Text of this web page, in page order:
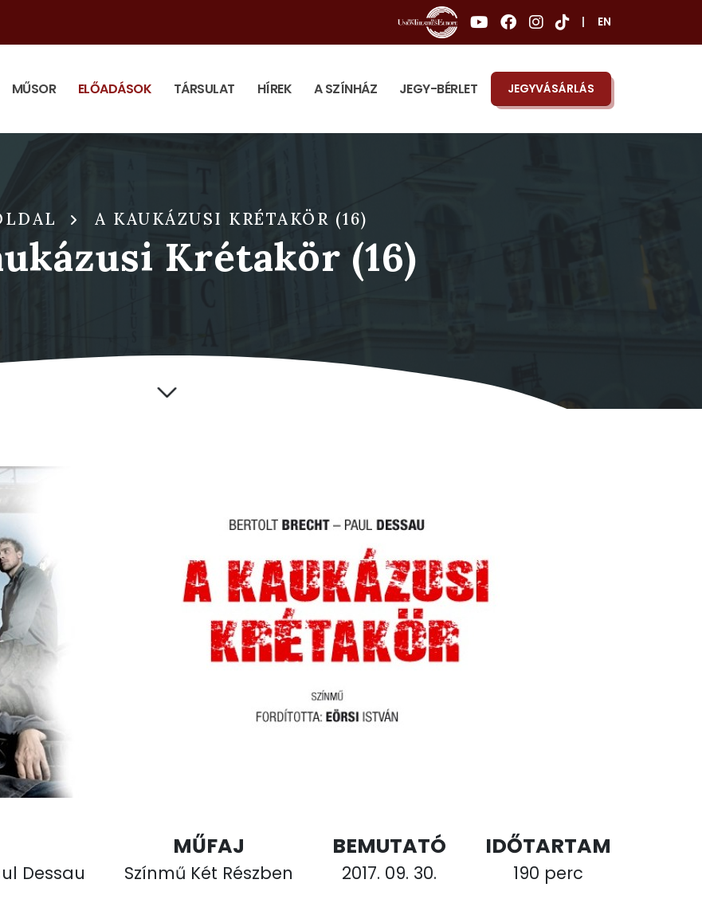
EN
MŰSOR ELŐADÁSOK TÁRSULAT HÍREK A SZÍNHÁZ JEGY-BÉRLET JEGYVÁSÁRLÁS
A KAUKÁZUSI KRÉTAKÖR (16)
Krétakör (16)
Dessau
MŰFAJ
Színmű Két Részben
BEMUTATÓ
2017. 09. 30.
IDŐTARTAM
190 perc